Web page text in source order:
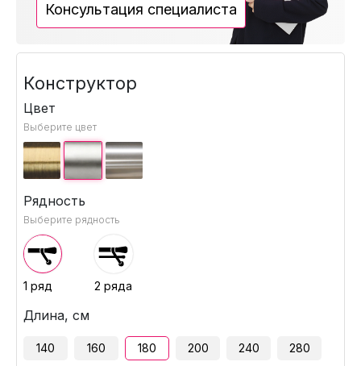
Консультация специалиста
Конструктор
Цвет
Выберите цвет
Рядность
Выберите рядность
1 ряд 2 ряда
Длина, см
140 160 180 200 240 280